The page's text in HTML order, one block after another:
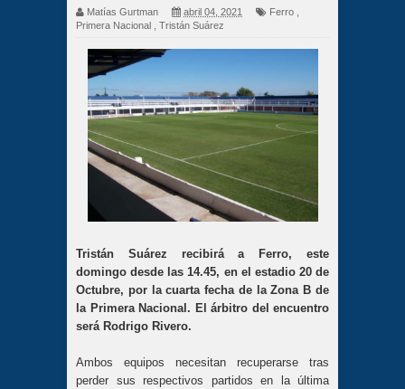
Matías Gurtman abril 04, 2021 Ferro
Primera Nacional
Tristán Suárez
Tristán Suárez recibirá a Ferro, este
domingo desde las 14.45, en el estadio 20 de
Octubre, por la cuarta fecha de la Zona B de
la Primera Nacional. El árbitro del encuentro
será Rodrigo Rivero.
Ambos equipos necesitan recuperarse tras
perder sus respectivos partidos en la última